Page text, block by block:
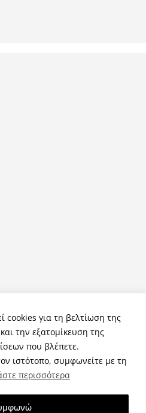
cookies για τη βελτίωση της
την εξατομίκευση της
που βλέπετε.
ιστότοπο, συμφωνείτε με τη
περισσότερα
NemeaPress. Τα πνευματικά
Κατασκευασμένο με